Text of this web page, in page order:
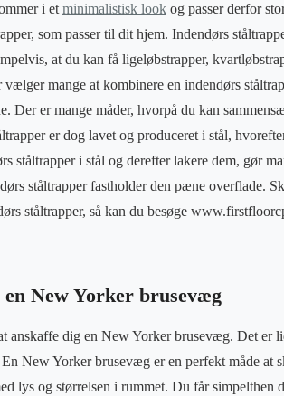
i et minimalistisk look og passer derfor
som passer til dit hjem. Indendørs
at du kan få ligeløbstrapper,
mange at kombinere en indendørs
Der er mange måder, hvorpå du kan
er dog lavet og produceret i stål,
ståltrapper i stål og derefter lakere dem, gør
ståltrapper fastholder den pæne overflade.
ståltrapper, så kan du besøge
New Yorker brusevæg
anskaffe dig en New Yorker brusevæg. Det er
New Yorker brusevæg er en perfekt måde at
lys og størrelsen i rummet. Du får simpelthen